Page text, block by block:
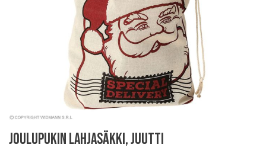
to
Joulupukin lahjasäkki, juutti